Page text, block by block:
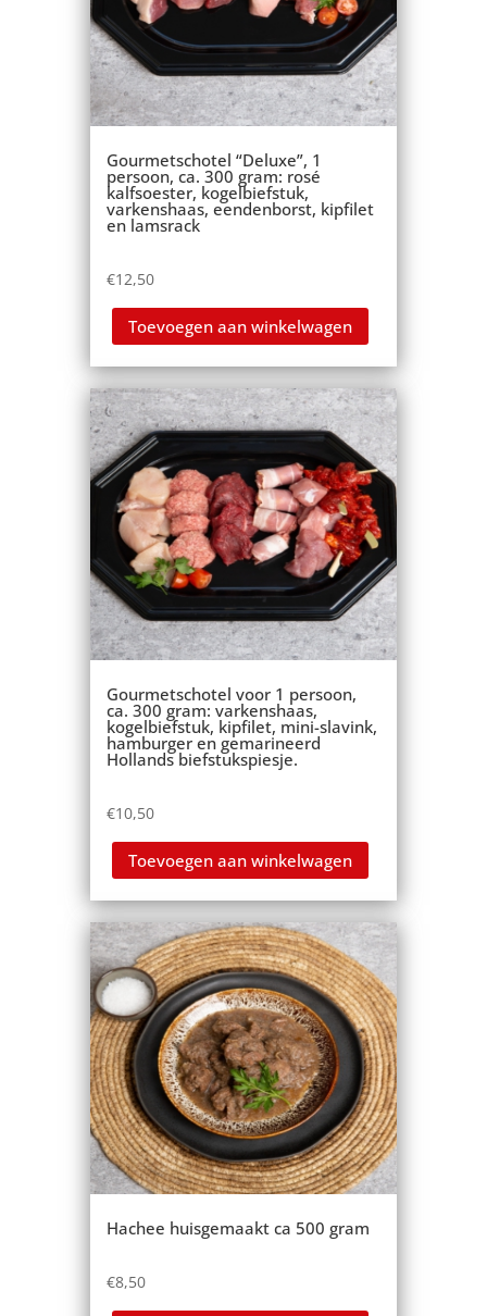
Gourmetschotel “Deluxe”, 1
persoon, ca. 300 gram: rosé
kalfsoester, kogelbiefstuk,
varkenshaas, eendenborst, kipfilet
en lamsrack
€12,50
Toevoegen aan winkelwagen
Gourmetschotel voor 1 persoon,
ca. 300 gram: varkenshaas,
kogelbiefstuk, kipfilet, mini-slavink,
hamburger en gemarineerd
Hollands biefstukspiesje.
€10,50
Toevoegen aan winkelwagen
Hachee huisgemaakt ca 500 gram
€8,50